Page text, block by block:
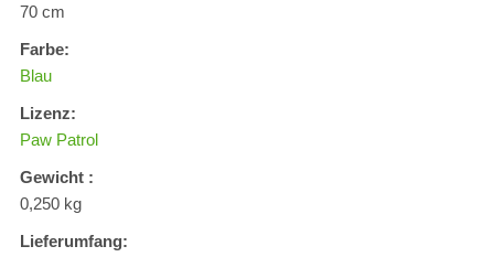
70 cm
Farbe:
Blau
Lizenz:
Paw Patrol
Gewicht :
0,250 kg
Lieferumfang: